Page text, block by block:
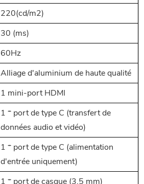
220(cd/m2)
30 (ms)
60Hz
Alliage d'aluminium de haute qualité
1 mini-port HDMI
1 * port de type C (transfert de
données audio et vidéo)
1 * port de type C (alimentation
d'entrée uniquement)
1 * port de casque (3,5 mm)